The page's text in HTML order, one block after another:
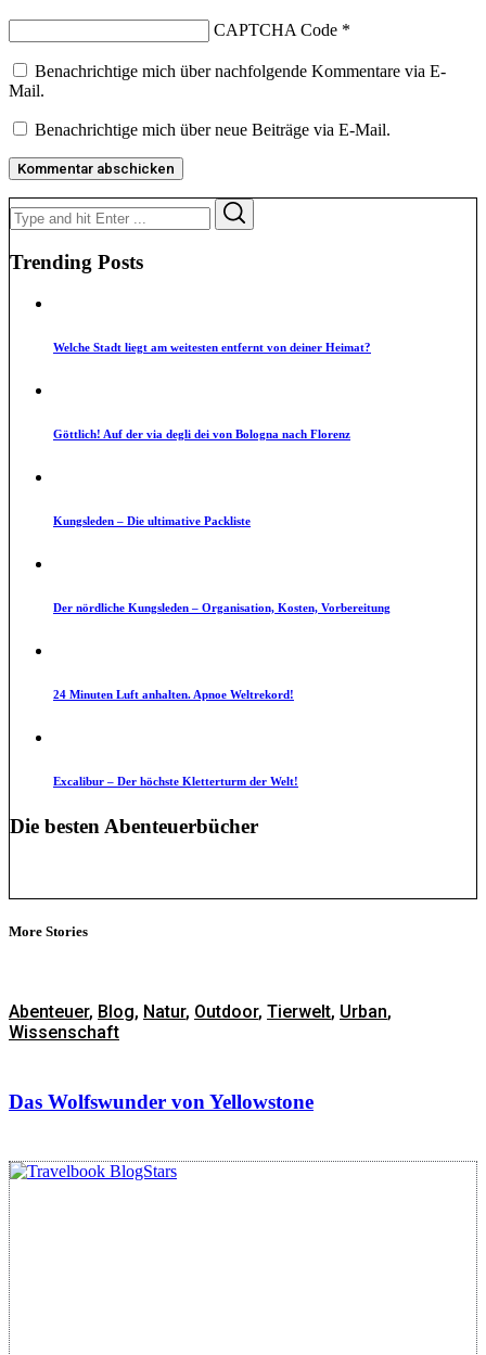
CAPTCHA Code *
Benachrichtige mich über nachfolgende Kommentare via E-
Mail.
Benachrichtige mich über neue Beiträge via E-Mail.
Search
for:
Trending Posts
Welche Stadt liegt am weitesten entfernt von deiner Heimat?
Göttlich! Auf der via degli dei von Bologna nach Florenz
Kungsleden – Die ultimative Packliste
Der nördliche Kungsleden – Organisation, Kosten, Vorbereitung
24 Minuten Luft anhalten. Apnoe Weltrekord!
Excalibur – Der höchste Kletterturm der Welt!
Die besten Abenteuerbücher
More Stories
Abenteuer, Blog, Natur, Outdoor, Tierwelt, Urban,
Wissenschaft
Das Wolfswunder von Yellowstone